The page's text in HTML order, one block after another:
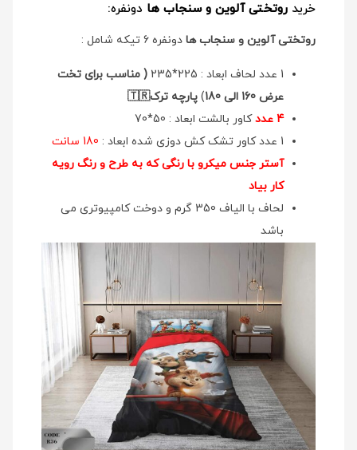
خرید روتختی آلوین و سنجاب ها دونفره:
روتختی آلوین و سنجاب ها دونفره 6 تیکه شامل :
1 عدد لحاف ابعاد : 225*235
( مناسب برای تخت
عرض 160 الی 180
) پارچه ترک🇹🇷
4 عدد
کاور بالشت ابعاد : 50*70
1 عدد کاور تشک کش دوزی شده ابعاد :
آستر جنس میکرو با رنگی که به طرح و رنگ رویه
کار بیاد
لحاف با الیاف 350 گرم و دوخت کامپیوتری می
باشد